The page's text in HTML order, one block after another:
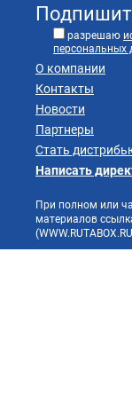
разрешаю
персональных
О компании
Контакты
Новости
Партнеры
Стать
Написать
При полном или
материалов